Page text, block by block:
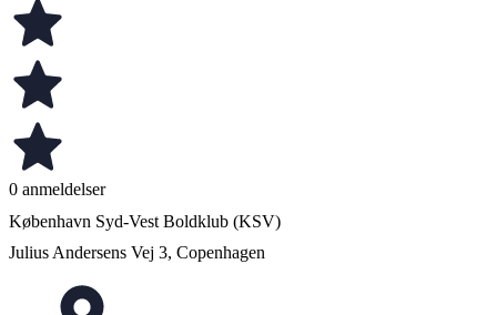
0 anmeldelser
København Syd-Vest Boldklub (KSV)
Julius Andersens Vej 3, Copenhagen